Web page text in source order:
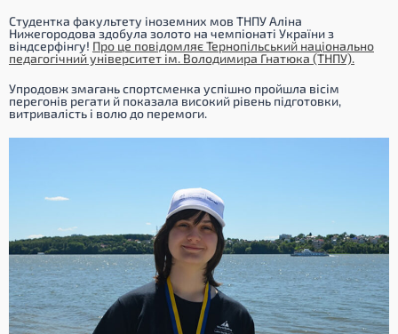
Студентка факультету іноземних мов ТНПУ Аліна
Нижегородова здобула золото на чемпіонаті України з
віндсерфінгу! Про це повідомляє Тернопільський національно
педагогічний університет ім. Володимира Гнатюка (ТНПУ).
Упродовж змагань спортсменка успішно пройшла вісім
перегонів регати й показала високий рівень підготовки,
витривалість і волю до перемоги.